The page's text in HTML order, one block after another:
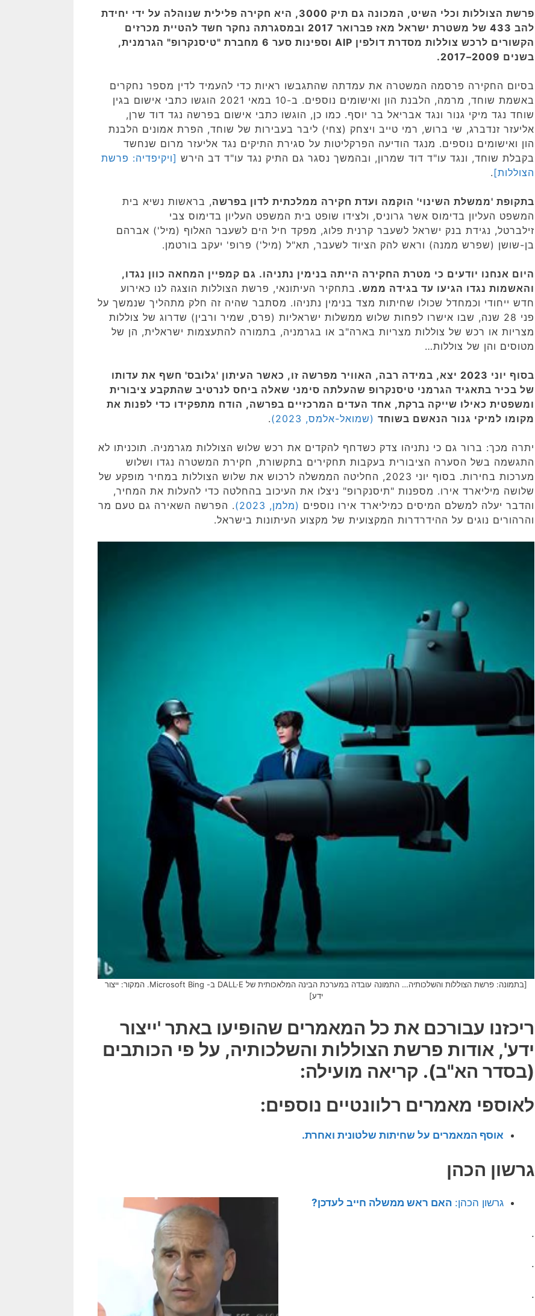
פרשת הצוללות וכלי השיט, המכונה גם תיק 3000, היא חקירה פלילית שנוהלה על ידי יחידת
להב 433 של משטרת ישראל מאז פברואר 2017 ובמסגרתה נחקר חשד להטיית מכרזים
הקשורים לרכש צוללות מסדרת דולפין AIP וספינות סער 6 מחברת "טיסנקרופ" הגרמנית,
בשנים 2009–2017.
בסיום החקירה פרסמה המשטרה את עמדתה שהתגבשו ראיות כדי להעמיד לדין מספר נחקרים
באשמת שוחד, מרמה, הלבנת הון ואישומים נוספים. ב-10 במאי 2021 הוגשו כתבי אישום בגין
שוחד נגד מיקי גנור ונגד אבריאל בר יוסף. כמו כן, הוגשו כתבי אישום בפרשה נגד דוד שרן,
אליעזר זנדברג, שי ברוש, רמי טייב ויצחק (צחי) ליבר בעבירות של שוחד, הפרת אמונים הלבנת
הון ואישומים נוספים. מנגד הודיעה הפרקליטות על סגירת התיקים נגד אליעזר מרום שנחשד
בקבלת שוחד, ונגד עו"ד דוד שמרון, ובהמשך נסגר גם התיק נגד עו"ד דב הירש [ויקיפדיה: פרשת
הצוללות].
בתקופת 'ממשלת השינוי' הוקמה ועדת חקירה ממלכתית לדון בפרשה, בראשות נשיא בית
המשפט העליון בדימוס אשר גרוניס, ולצידו שופט בית המשפט העליון בדימוס צבי
זילברטל, נגידת בנק ישראל לשעבר קרנית פלוג, מפקד חיל הים לשעבר האלוף (מיל') אברהם
בן-שושן (שפרש ממנה) וראש להק הציוד לשעבר, תא"ל (מיל') פרופ' יעקב בורטמן.
היום אנחנו יודעים כי מטרת החקירה הייתה בנימין נתניהו. גם קמפיין המחאה כוון נגדו,
והאשמות נגדו הגיעו עד בגידה ממש. בתחקיר העיתונאי, פרשת הצוללות הוצגה לנו כאירוע
חדש ייחודי וכמחדל שכולו שחיתות מצד בנימין נתניהו. מסתבר שהיה זה חלק מתהליך שנמשך על
פני 28 שנה, שבו אישרו לפחות שלוש ממשלות ישראליות (פרס, שמיר ורבין) שדרוג של צוללות
מצריות או רכש של צוללות מצריות בארה"ב או בגרמניה, בתמורה להתעצמות ישראלית, הן של
מטוסים והן של צוללות…
בסוף יוני 2023 יצא, במידה רבה, האוויר מפרשה זו, כאשר העיתון 'גלובס' חשף את עדותו
של בכיר בתאגיד הגרמני טיסנקרופ שהעלתה סימני שאלה ביחס לנרטיב שהתקבע ציבורית
ומשפטית כאילו שייקה ברקת, אחד העדים המרכזיים בפרשה, הודח מתפקידו כדי לפנות את
מקומו למיקי גנור הנאשם בשוחד (שמואל-אלמס, 2023) .
יתרה מכך: ברור גם כי נתניהו צדק כשדחף להקדים את רכש שלוש הצוללות מגרמניה. תוכניתו לא
התגשמה בשל הסערה הציבורית בעקבות תחקירים בתקשורת, חקירת המשטרה נגדו ושלוש
מערכות בחירות. בסוף יוני 2023, החליטה הממשלה לרכוש את שלוש הצוללות במחיר מופקע של
שלושה מיליארד אירו. מספנות "תיסנקרופ" ניצלו את העיכוב בהחלטה כדי להעלות את המחיר,
והדבר יעלה למשלם המיסים כמיליארד אירו נוספים (מלמן, 2023)
. הפרשה השאירה גם טעם מר
והרהורים נוגים על ההידרדרות המקצועית של מקצוע העיתונות בישראל.
[בתמונה: פרשת הצוללות והשלכותיה… התמונה עובדה במערכת הבינה המלאכותית של DALL·E ב- Microsoft Bing. המקור: ייצור
ידע]
ריכזנו עבורכם את כל המאמרים שהופיעו באתר 'ייצור
ידע', אודות פרשת הצוללות והשלכותיה, על פי הכותבים
(בסדר הא"ב). קריאה מועילה:
לאוספי מאמרים רלוונטיים נוספים:
אוסף המאמרים על שחיתות שלטונית ואחרת.
גרשון הכהן
גרשון הכהן: האם ראש ממשלה חייב לעדכן?
.
.
.